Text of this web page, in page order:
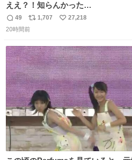
ええ？！知らんかった…
返
信
49
リ
ポ
ト
数
1,707
い
数
27,218
20時間前